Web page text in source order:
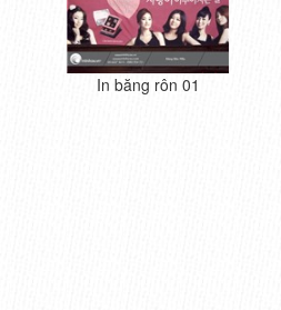
In băng rôn 01